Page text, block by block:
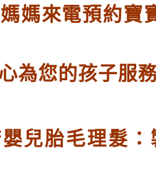
媽來電預約寶
為您的孩子服
兒胎毛理髮